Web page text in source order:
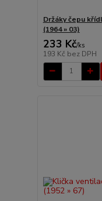
Držáky čepu
(1964 » 03)
233 Kč/ks
193 Kč bez DPH